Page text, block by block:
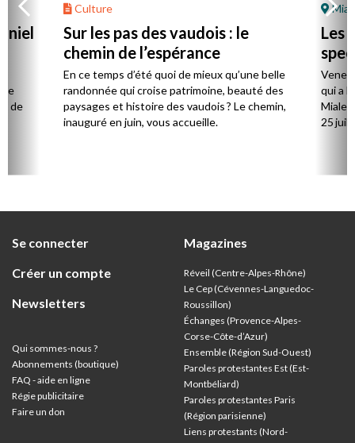
de
Culture
Sur les pas des vaudois : le
chemin de l’espérance
En ce temps d’été quoi de mieux qu’une belle
randonnée qui croise patrimoine, beauté des
paysages et histoire des vaudois ? Le chemin,
inauguré en juin, vous accueille.
Les
qui a
25
Se connecter
Créer un compte
Newsletters
Qui sommes-nous ?
Abonnements (boutique)
FAQ - aide en ligne
Régie publicitaire
Faire un don
Magazines
Réveil (Centre-Alpes-Rhône)
Le Cep (Cévennes-Languedoc-
Roussillon)
Échanges (Provence-Alpes-
Corse-Côte-d’Azur)
Ensemble (Région Sud-Ouest)
Paroles protestantes Est (Est-
Montbéliard)
Paroles protestantes Paris
(Région parisienne)
Liens protestants (Nord-